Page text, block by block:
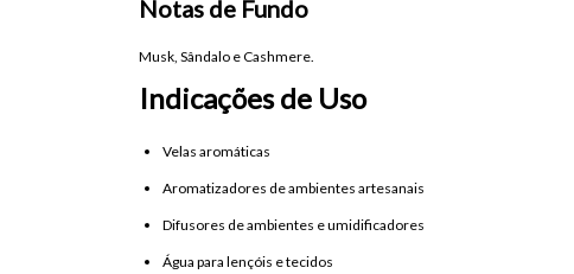
Notas de Fundo
Musk, Sândalo e Cashmere.
Indicações de Uso
Velas aromáticas
Aromatizadores de ambientes artesanais
Difusores de ambientes e umidificadores
Água para lençóis e tecidos